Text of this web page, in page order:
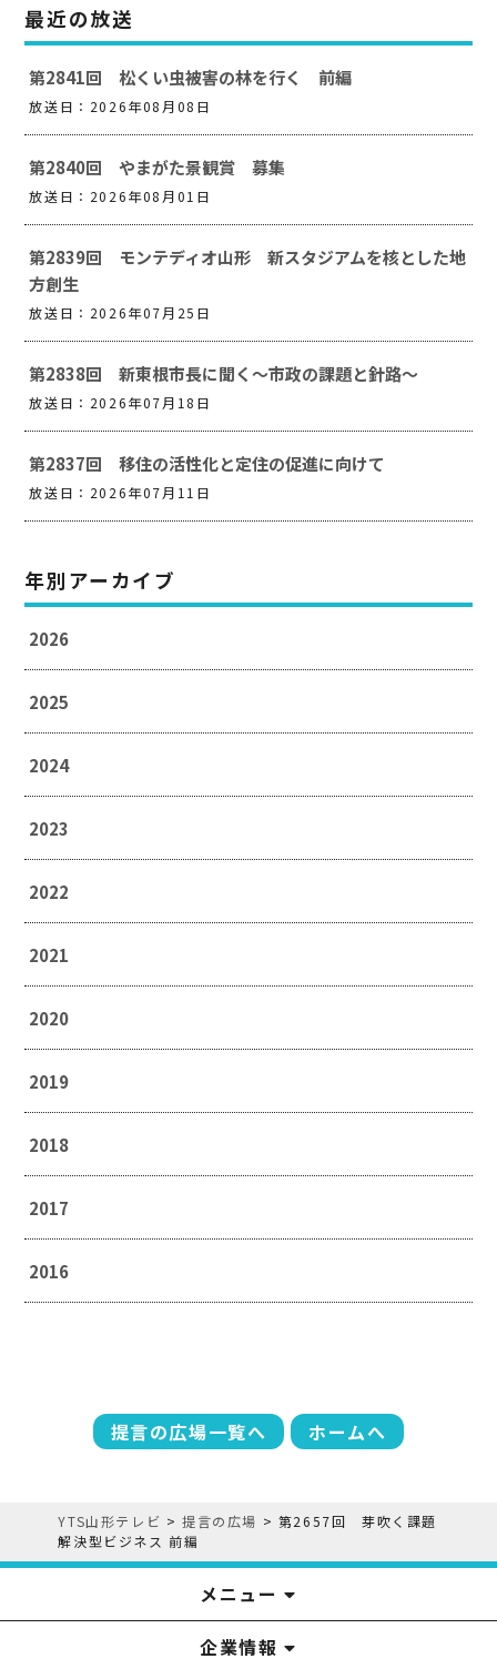
最近の放送
第2841回 松くい虫被害の林を行く 前編
放送日：2026年08月08日
第2840回 やまがた景観賞 募集
放送日：2026年08月01日
第2839回 モンテディオ山形 新スタジアムを核とした地
方創生
放送日：2026年07月25日
第2838回 新東根市長に聞く～市政の課題と針路～
放送日：2026年07月18日
第2837回 移住の活性化と定住の促進に向けて
放送日：2026年07月11日
年別アーカイブ
2026
2025
2024
2023
2022
2021
2020
2019
2018
2017
2016
提言の広場一覧へ ホームへ
YTS山形テレビ >提言の広場 > 第2657回 芽吹く課題
解決型ビジネス 前編
メニュー
YTSニュース
番組
アナウンサー
プレゼント
イベント
みるるん星人
YTS見学ツアー
番組表
お問い合わせ
企業情報